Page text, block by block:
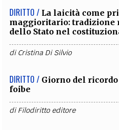
DIRITTO / La laicità come
maggioritario: tradizione
dello Stato nel
diCristina Di Silvio
DIRITTO / Giorno del
foibe
diFilodiritto editore